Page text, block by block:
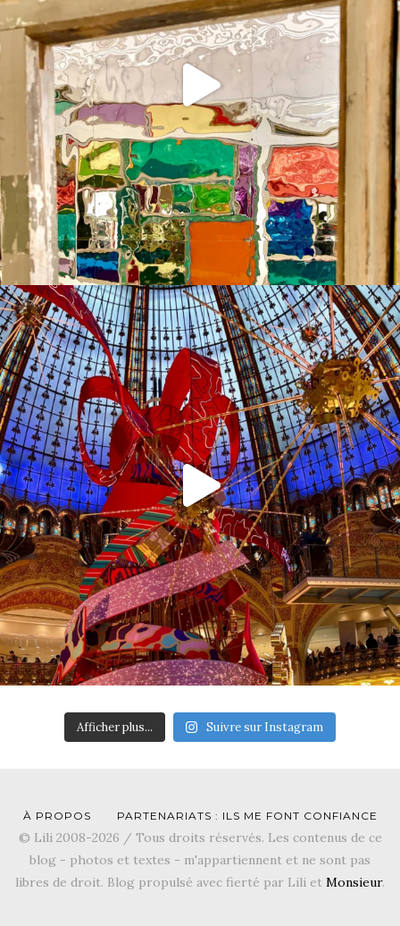
Afficher plus... Suivre sur Instagram
À PROPOS PARTENARIATS : ILS ME FONT CONFIANCE
© Lili 2008-2026 / Tous droits réservés. Les contenus de ce
blog - photos et textes - m'appartiennent et ne sont pas
libres de droit. Blog propulsé avec fierté par Lili et Monsieur.